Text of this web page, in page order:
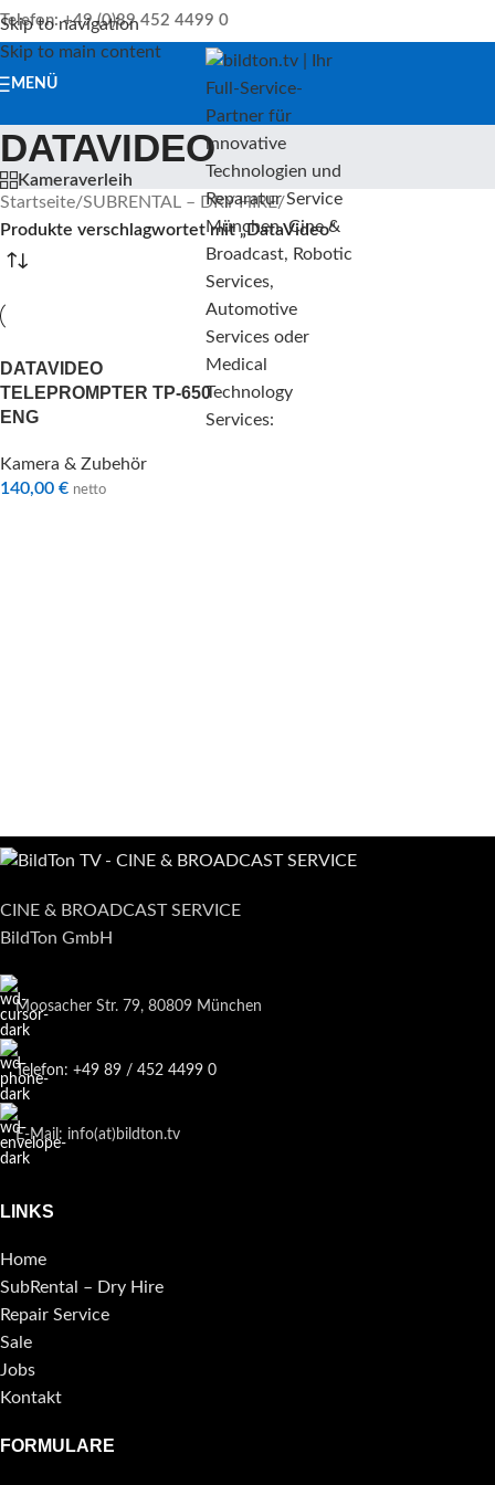
Skip to navigation
Skip to main content
Telefon: +49 (0)89 452 4499 0
MENÜ
DATAVIDEO
Kameraverleih
Startseite/SUBRENTAL – DRY HIRE/
Produkte verschlagwortet mit „DataVideo“
DATAVIDEO
TELEPROMPTER TP-650
ENG
Kamera & Zubehör
140,00 € netto
CINE & BROADCAST SERVICE
BildTon GmbH
Moosacher Str. 79, 80809 München
Telefon: +49 89 / 452 4499 0
E-Mail: info(at)bildton.tv
LINKS
Home
SubRental – Dry Hire
Repair Service
Sale
Jobs
Kontakt
FORMULARE